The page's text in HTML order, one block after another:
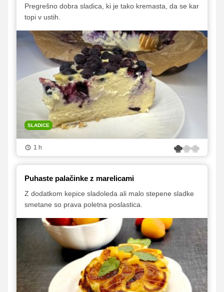
Pregrešno dobra sladica, ki je tako kremasta, da se kar
topi v ustih.
SLADICE
1 h
Puhaste palačinke z marelicami
Z dodatkom kepice sladoleda ali malo stepene sladke
smetane so prava poletna poslastica.